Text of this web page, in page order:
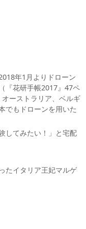
年1月よりドローン
『花研手帳2017』47ペ
ーストラリア、ベルギ
でもドローンを用いた
してみたい！」と宅配
たイタリア王妃マルゲ